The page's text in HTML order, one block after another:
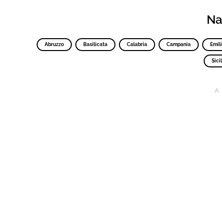
Abruzzo Basilicata Calabria Campania
A